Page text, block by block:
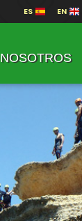
ES EN
NOSOTROS